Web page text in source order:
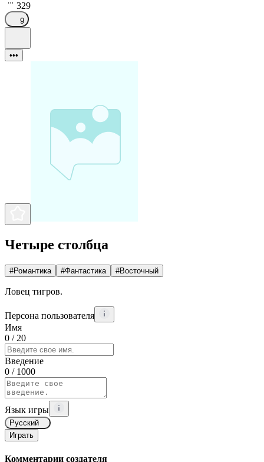
329
9
•••
Четыре столбца
#Романтика #Фантастика #Восточный
Ловец тигров.
Персона пользователя
Имя
0 / 20
Введение
0 / 1000
Язык игры
Русский
Играть
Комментарии создателя